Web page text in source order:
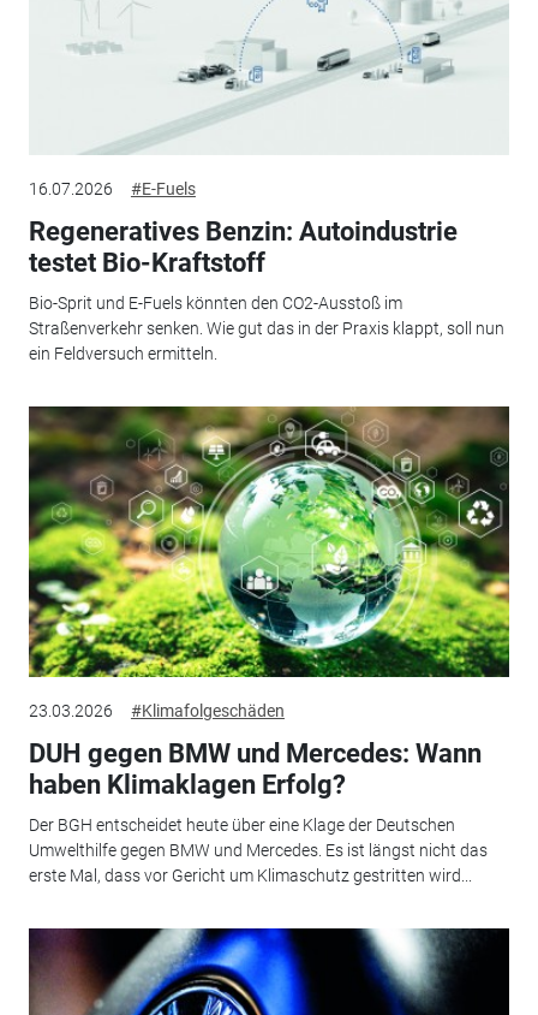
16.07.2026 #E-Fuels
Regeneratives Benzin: Autoindustrie
testet Bio-Kraftstoff
Bio-Sprit und E-Fuels könnten den CO2-Ausstoß im
Straßenverkehr senken. Wie gut das in der Praxis klappt, soll nun
ein Feldversuch ermitteln.
23.03.2026 #Klimafolgeschäden
DUH gegen BMW und Mercedes: Wann
haben Klimaklagen Erfolg?
Der BGH entscheidet heute über eine Klage der Deutschen
Umwelthilfe gegen BMW und Mercedes. Es ist längst nicht das
erste Mal, dass vor Gericht um Klimaschutz gestritten wird...